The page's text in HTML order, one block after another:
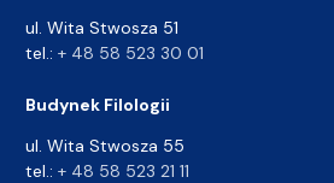
ul. Wita Stwosza 51
tel.: + 48 58 523 30 01
Budynek Filologii
ul. Wita Stwosza 55
tel.: + 48 58 523 21 11